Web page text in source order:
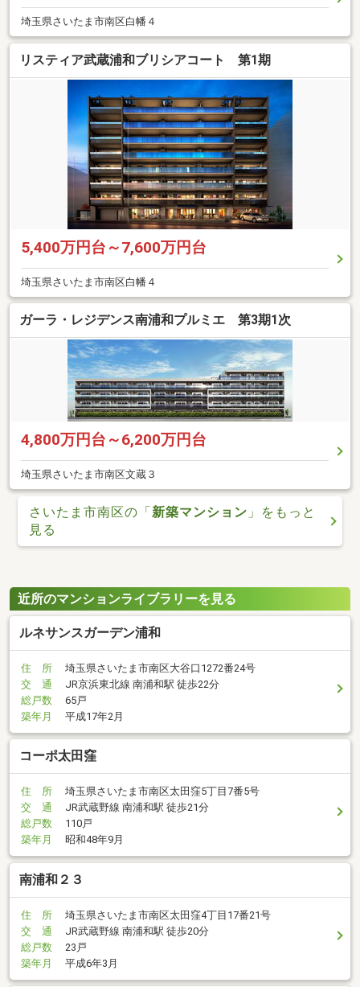
埼玉県さいたま市南区白幡４
リスティア武蔵浦和ブリシアコート 第1期
5,400万円台～7,600万円台
埼玉県さいたま市南区白幡４
ガーラ・レジデンス南浦和プルミエ 第3期1次
4,800万円台～6,200万円台
埼玉県さいたま市南区文蔵３
さいたま市南区の「新築マンション 」をもっと
見る
近所のマンションライブラリーを見る
ルネサンスガーデン浦和
住 所
埼玉県さいたま市南区大谷口1272番24号
交 通
JR京浜東北線 南浦和駅 徒歩22分
総戸数
65戸
築年月
平成17年2月
コーポ太田窪
住 所
埼玉県さいたま市南区太田窪5丁目7番5号
交 通
JR武蔵野線 南浦和駅 徒歩21分
総戸数
110戸
築年月
昭和48年9月
南浦和２３
住 所
埼玉県さいたま市南区太田窪4丁目17番21号
交 通
JR武蔵野線 南浦和駅 徒歩20分
総戸数
23戸
築年月
平成6年3月